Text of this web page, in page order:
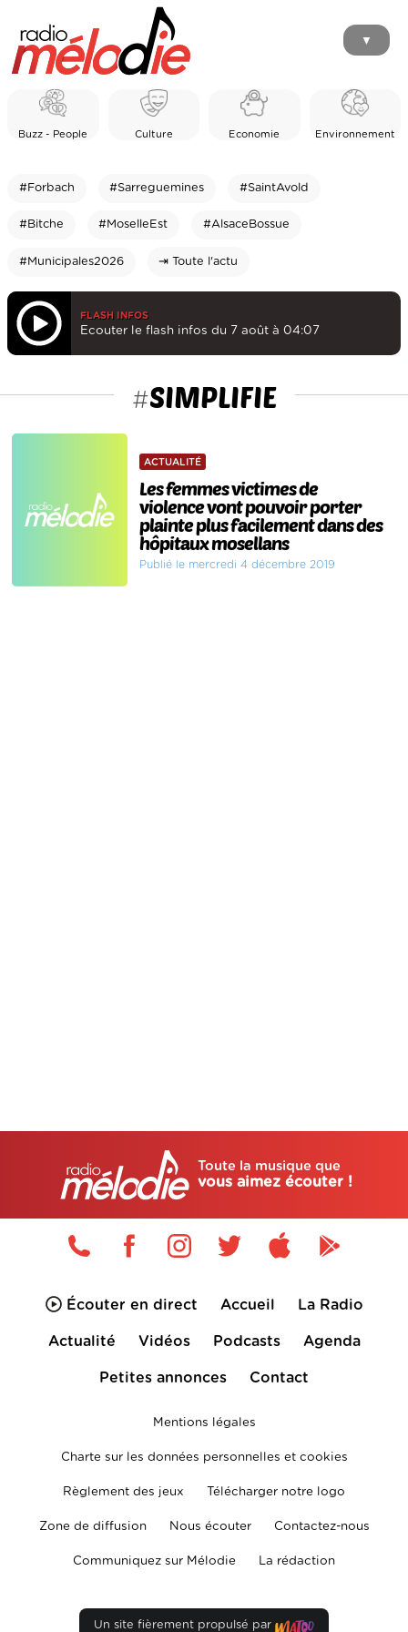
▼
Buzz - People Culture Economie Environnement
#Forbach #Sarreguemines #SaintAvold
#Bitche #MoselleEst #AlsaceBossue
#Municipales2026 ⇥ Toute l'actu
FLASH INFOS
Ecouter le flash infos du 7 août à 04:07
#SIMPLIFIE
ACTUALITÉ
Les femmes victimes de
violence vont pouvoir porter
plainte plus facilement dans des
hôpitaux mosellans
Publié le mercredi 4 décembre 2019
Toute la musique que
vous aimez écouter !
Écouter en direct Accueil La Radio
Actualité Vidéos Podcasts Agenda
Petites annonces Contact
Mentions légales
Charte sur les données personnelles et cookies
Règlement des jeux Télécharger notre logo
Zone de diffusion Nous écouter Contactez-nous
Communiquez sur Mélodie La rédaction
Un site fièrement propulsé par